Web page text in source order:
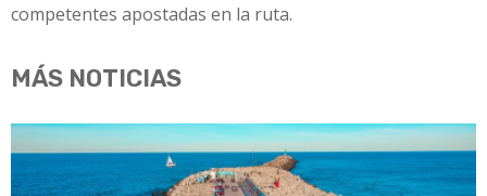
competentes apostadas en la ruta.
MÁS NOTICIAS